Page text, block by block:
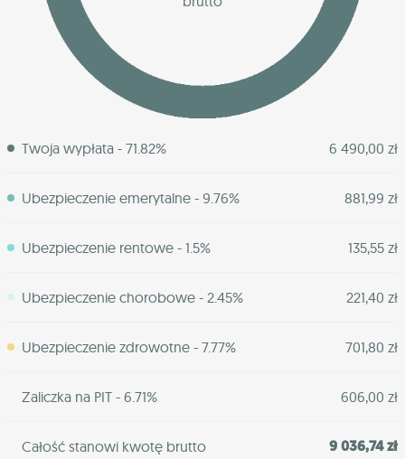
Twoja wypłata - 71.82% 6 490,00 zł
Ubezpieczenie emerytalne - 9.76% 881,99 zł
Ubezpieczenie rentowe - 1.5% 135,55 zł
Ubezpieczenie chorobowe - 2.45% 221,40 zł
Ubezpieczenie zdrowotne - 7.77% 701,80 zł
Zaliczka na PIT - 6.71% 606,00 zł
Całość stanowi kwotę brutto 9 036,74 zł